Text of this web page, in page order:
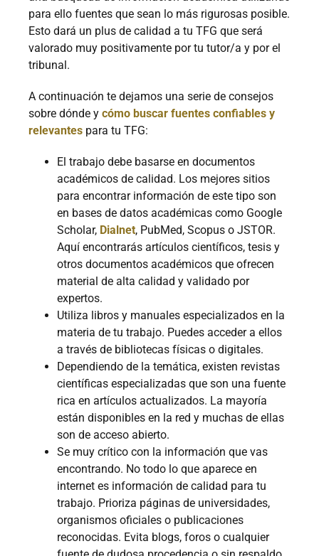
para ello fuentes que sean lo más rigurosas posible.
Esto dará un plus de calidad a tu TFG que será
valorado muy positivamente por tu tutor/a y por el
tribunal.
A continuación te dejamos una serie de consejos
sobre dónde y cómo buscar fuentes confiables y
relevantes para tu TFG:
El trabajo debe basarse en documentos
académicos de calidad. Los mejores sitios
para encontrar información de este tipo son
en bases de datos académicas como Google
Scholar, Dialnet, PubMed, Scopus o JSTOR.
Aquí encontrarás artículos científicos, tesis y
otros documentos académicos que ofrecen
material de alta calidad y validado por
expertos.
Utiliza libros y manuales especializados en la
materia de tu trabajo. Puedes acceder a ellos
a través de bibliotecas físicas o digitales.
Dependiendo de la temática, existen revistas
científicas especializadas que son una fuente
rica en artículos actualizados. La mayoría
están disponibles en la red y muchas de ellas
son de acceso abierto.
Se muy crítico con la información que vas
encontrando. No todo lo que aparece en
internet es información de calidad para tu
trabajo. Prioriza páginas de universidades,
organismos oficiales o publicaciones
reconocidas. Evita blogs, foros o cualquier